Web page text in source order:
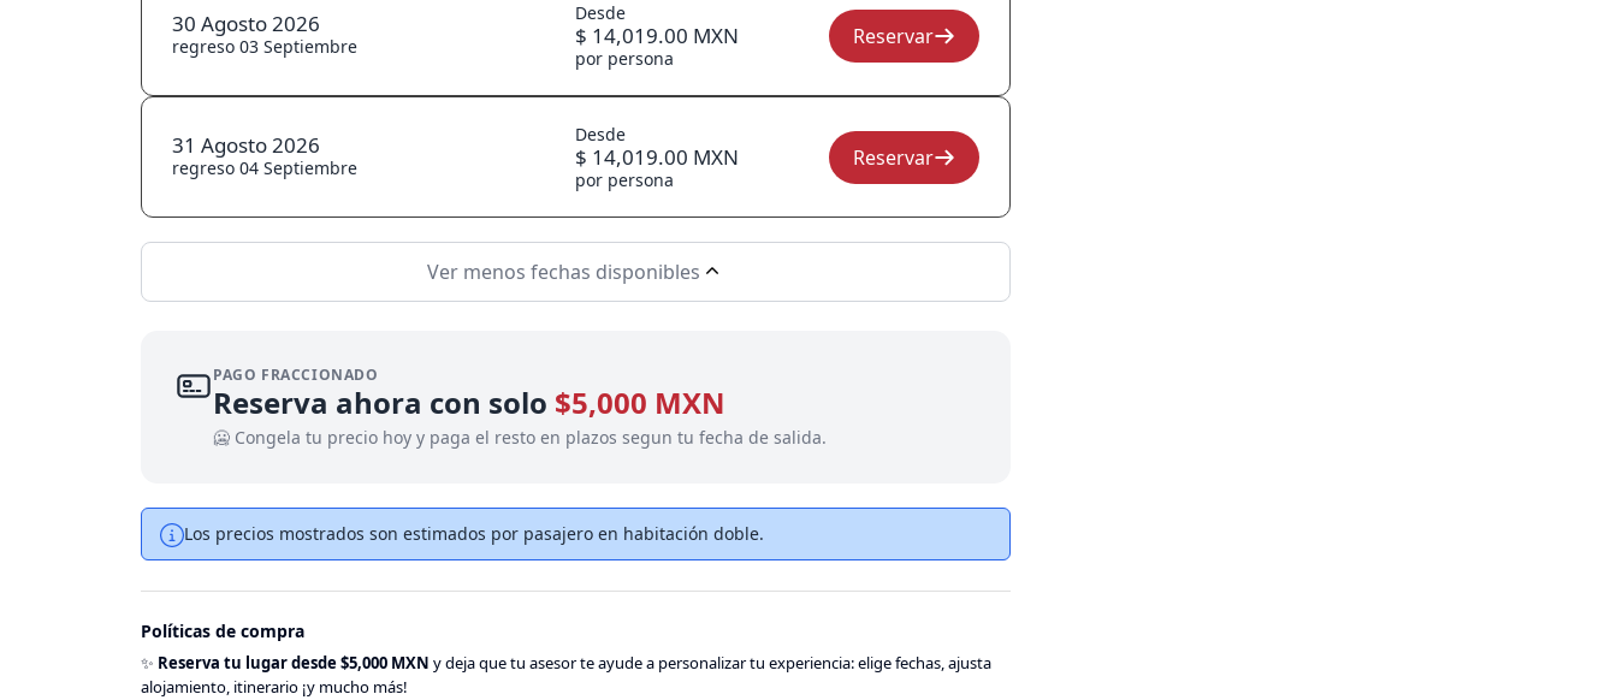
30 Agosto 2026
regreso 03 Septiembre
Desde
$ 14,019.00 MXN
por persona
Reservar
31 Agosto 2026
regreso 04 Septiembre
Desde
$ 14,019.00 MXN
por persona
Reservar
Ver menos fechas disponibles
PAGO FRACCIONADO
Reserva ahora con solo $5,000 MXN
🥶 Congela tu precio hoy y paga el resto en plazos segun tu fecha de salida.
Los precios mostrados son estimados por pasajero en habitación doble.
Políticas de compra
✨ Reserva tu lugar desde $5,000 MXN y deja que tu asesor te ayude a personalizar tu experiencia: elige fechas, ajusta
alojamiento, itinerario ¡y mucho más!